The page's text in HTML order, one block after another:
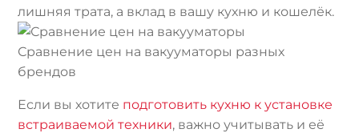
лишняя трата, а вклад в вашу кухню и кошелёк.
Сравнение цен на вакууматоры разных
брендов
Если вы хотите подготовить кухню к установке
встраиваемой техники, важно учитывать и её